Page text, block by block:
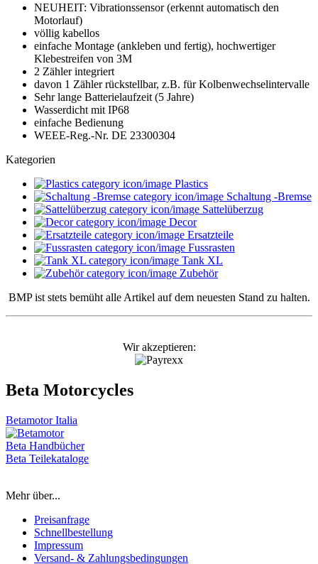
NEUHEIT: Vibrationssensor (erkennt automatisch den
Motorlauf)
völlig kabellos
einfache Montage (ankleben und fertig), hochwertiger
Klebestreifen von 3M
2 Zähler integriert
davon 1 Zähler rückstellbar, z.B. für Kolbenwechselintervalle
Sehr lange Batterielaufzeit (5 Jahre)
Wasserdicht mit IP68
einfache Bedienung
WEEE-Reg.-Nr. DE 23300304
Kategorien
Plastics
Schaltung -Bremse
Sattelüberzug
Decor
Ersatzteile
Fussrasten
Tank XL
Zubehör
BMP ist stets bemüht alle Artikel auf dem neuesten Stand zu halten.
Wir akzeptieren:
Beta Motorcycles
Betamotor Italia
Beta Handbücher
Beta Teilekataloge
Mehr über...
Preisanfrage
Schnellbestellung
Impressum
Versand- & Zahlungsbedingungen